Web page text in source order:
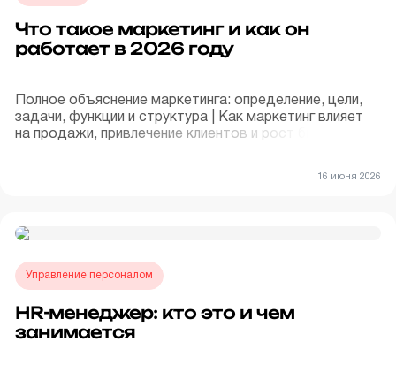
Что такое маркетинг и как он
работает в 2026 году
Полное объяснение маркетинга: определение, цели,
задачи, функции и структура | Как маркетинг влияет
на продажи, привлечение клиентов и рост бизнеса —
16 июня 2026
Управление персоналом
HR-менеджер: кто это и чем
занимается